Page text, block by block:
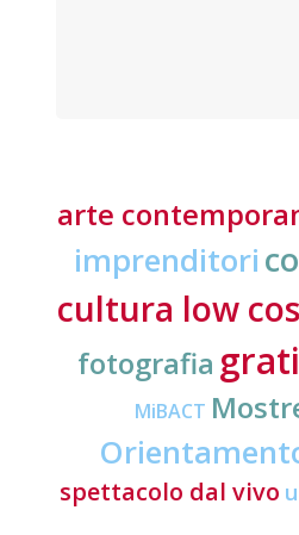
arte
imprenditori
cultura low
fotografia
MiBACT
spettacolo dal vivo